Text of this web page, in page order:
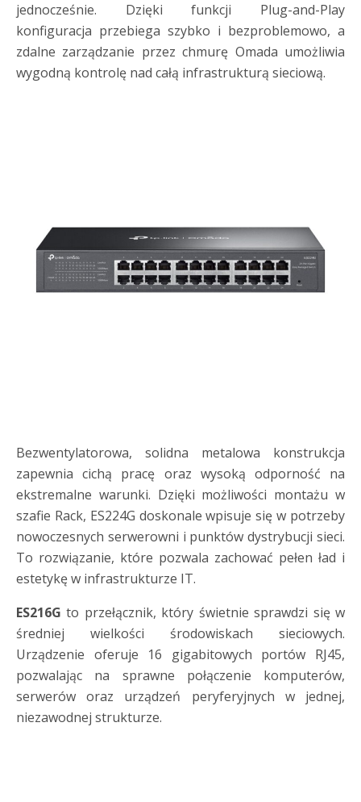
jednocześnie. Dzięki funkcji Plug-and-Play
konfiguracja przebiega szybko i bezproblemowo, a
zdalne zarządzanie przez chmurę Omada umożliwia
wygodną kontrolę nad całą infrastrukturą sieciową.
Bezwentylatorowa, solidna metalowa konstrukcja
zapewnia cichą pracę oraz wysoką odporność na
ekstremalne warunki. Dzięki możliwości montażu w
szafie Rack, ES224G doskonale wpisuje się w potrzeby
nowoczesnych serwerowni i punktów dystrybucji sieci.
To rozwiązanie, które pozwala zachować pełen ład i
estetykę w infrastrukturze IT.
ES216G to przełącznik, który świetnie sprawdzi się w
średniej wielkości środowiskach sieciowych.
Urządzenie oferuje 16 gigabitowych portów RJ45,
pozwalając na sprawne połączenie komputerów,
serwerów oraz urządzeń peryferyjnych w jednej,
niezawodnej strukturze.